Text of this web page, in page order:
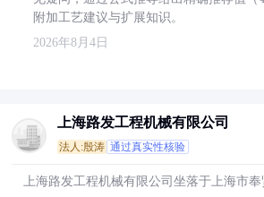
附加工艺建议与扩展知识。
2026年8月4日
上海路发工程机械有限公司
法人:殷涛 通过真实性核验
上海路发工程机械有限公司坐落于上海市奉